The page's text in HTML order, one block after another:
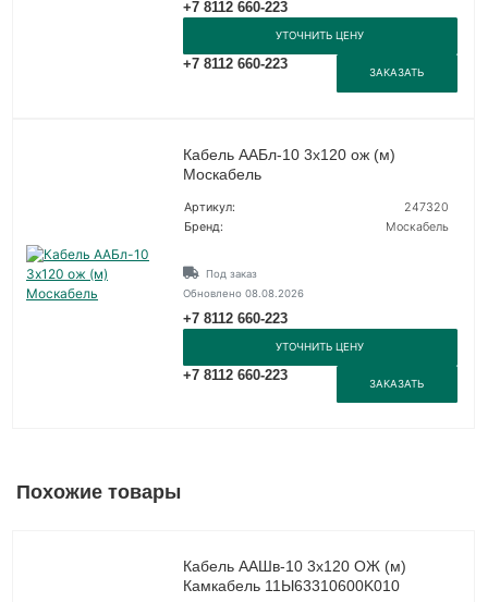
+7 8112 660-223
УТОЧНИТЬ ЦЕНУ
+7 8112 660-223
ЗАКАЗАТЬ
Кабель ААБл-10 3х120 ож (м)
Москабель
Артикул:
247320
Бренд:
Москабель
Под заказ
Обновлено 08.08.2026
+7 8112 660-223
УТОЧНИТЬ ЦЕНУ
+7 8112 660-223
ЗАКАЗАТЬ
Похожие товары
Кабель ААШв-10 3х120 ОЖ (м)
Камкабель 11Ы63310600K010